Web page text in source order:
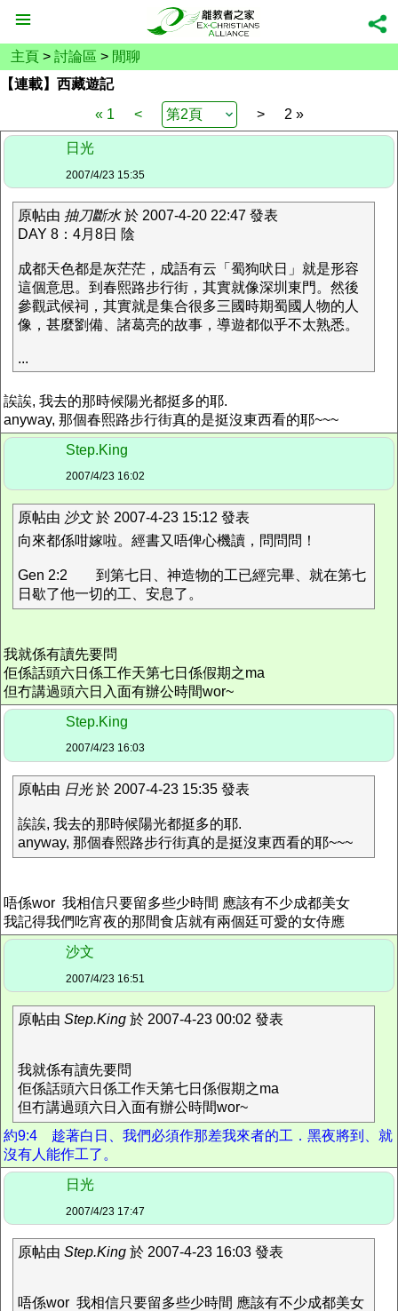
主頁 > 討論區 > 閒聊
【連載】西藏遊記
« 1
< > 2 »
日光
2007/4/23 15:35
原帖由 抽刀斷水於 2007-4-20 22:47 發表
DAY 8：4月8日 陰
成都天色都是灰茫茫，成語有云「蜀狗吠日」就是形容
這個意思。到春熙路步行街，其實就像深圳東門。然後
參觀武候祠，其實就是集合很多三國時期蜀國人物的人
像，甚麼劉備、諸葛亮的故事，導遊都似乎不太熟悉。
...
誒誒, 我去的那時候陽光都挺多的耶.
anyway, 那個春熙路步行街真的是挺沒東西看的耶~~~
Step.King
2007/4/23 16:02
原帖由 沙文於 2007-4-23 15:12 發表
向來都係咁嫁啦。經書又唔俾心機讀，問問問！
Gen 2:2 到第七日、神造物的工已經完畢、就在第七
日歇了他一切的工、安息了。
我就係有讀先要問
佢係話頭六日係工作天第七日係假期之ma
但冇講過頭六日入面有辦公時間wor~
Step.King
2007/4/23 16:03
原帖由 日光於 2007-4-23 15:35 發表
誒誒, 我去的那時候陽光都挺多的耶.
anyway, 那個春熙路步行街真的是挺沒東西看的耶~~~
唔係wor 我相信只要留多些少時間 應該有不少成都美女
我記得我們吃宵夜的那間食店就有兩個廷可愛的女侍應
沙文
2007/4/23 16:51
原帖由 Step.King 於 2007-4-23 00:02 發表
我就係有讀先要問
佢係話頭六日係工作天第七日係假期之ma
但冇講過頭六日入面有辦公時間wor~
約9:4 趁著白日、我們必須作那差我來者的工．黑夜將到、就
沒有人能作工了。
日光
2007/4/23 17:47
原帖由 Step.King 於 2007-4-23 16:03 發表
唔係wor 我相信只要留多些少時間 應該有不少成都美女